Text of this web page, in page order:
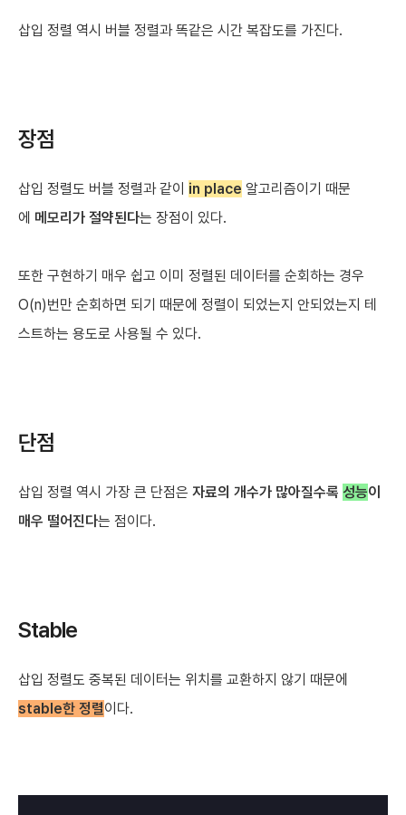
삽입 정렬 역시 버블 정렬과 똑같은 시간 복잡도를 가진다.
장점
삽입 정렬도 버블 정렬과 같이 in place 알고리즘이기 때문
에 메모리가 절약된다는 장점이 있다.
또한 구현하기 매우 쉽고 이미 정렬된 데이터를 순회하는 경우
O(n)번만 순회하면 되기 때문에 정렬이 되었는지 안되었는지 테
스트하는 용도로 사용될 수 있다.
단점
삽입 정렬 역시 가장 큰 단점은 자료의 개수가 많아질수록 성능이
매우 떨어진다는 점이다.
Stable
삽입 정렬도 중복된 데이터는 위치를 교환하지 않기 때문에
stable한 정렬이다.